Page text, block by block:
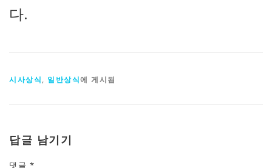
다.
시사상식, 일반상식에 게시됨
답글 남기기
댓글 *